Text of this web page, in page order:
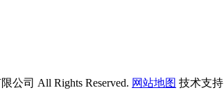
公司 All Rights Reserved. 网站地图 技术支持